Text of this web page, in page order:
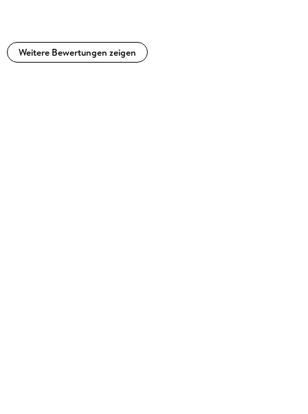
Weitere Bewertungen zeigen